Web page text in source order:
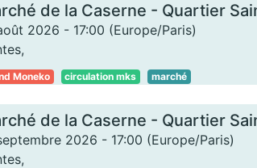
de la Caserne - Quartier
2026 - 17:00 (Europe/Paris)
,
Moneko circulation mks marché
de la Caserne - Quartier
2026 - 17:00 (Europe/Paris)
,